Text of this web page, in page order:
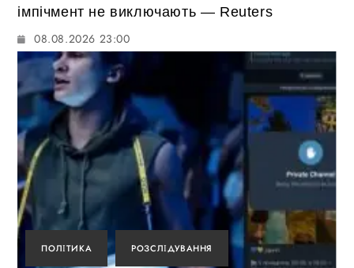
імпічмент не виключають — Reuters
08.08.2026 23:00
ПОЛІТИКА РОЗСЛІДУВАННЯ